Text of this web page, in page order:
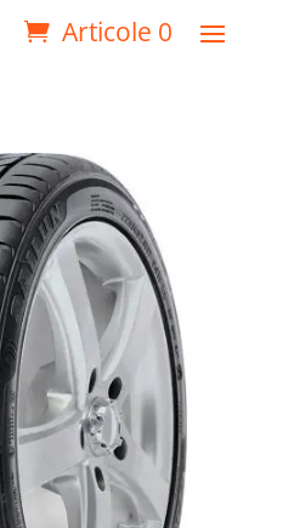
Articole 0